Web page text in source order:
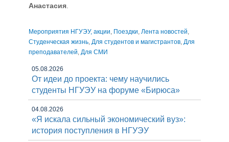
Анастасия
Мероприятия НГУЭУ, акции, Поездки, Лента новостей,
Студенческая жизнь, Для студентов и магистрантов, Для
преподавателей, Для СМИ
05.08.2026
От идеи до проекта: чему научились
студенты НГУЭУ на форуме «Бирюса»
04.08.2026
«Я искала сильный экономический вуз»:
история поступления в НГУЭУ